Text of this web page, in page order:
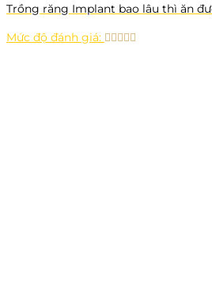
Trồng răng Implant bao lâu thì ăn
Mức độ đánh giá: